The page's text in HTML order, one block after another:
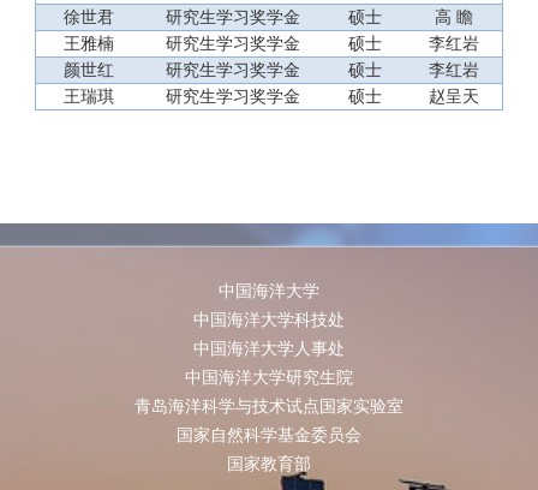
徐世君
研究生学习奖学金 硕士 高 瞻
王雅楠
研究生学习奖学金 硕士
李红岩
颜世红
研究生学习奖学金 硕士
李红岩
王瑞琪
研究生学习奖学金 硕士 赵呈天
中国海洋大学
中国海洋大学科技处
中国海洋大学人事处
中国海洋大学研究生院
青岛海洋科学与技术试点国家实验室
国家自然科学基金委员会
国家教育部